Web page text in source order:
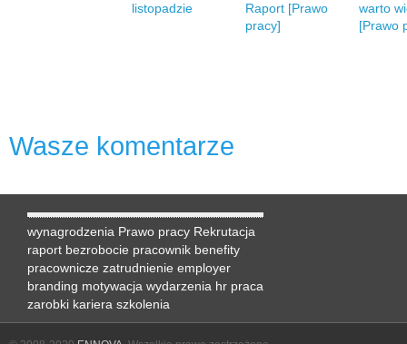
listopadzie
Raport [Prawo
pracy]
warto
[Prawo
Wasze komentarze
wynagrodzenia Prawo pracy Rekrutacja
raport bezrobocie pracownik benefity
pracownicze zatrudnienie employer
branding motywacja wydarzenia hr praca
zarobki kariera szkolenia